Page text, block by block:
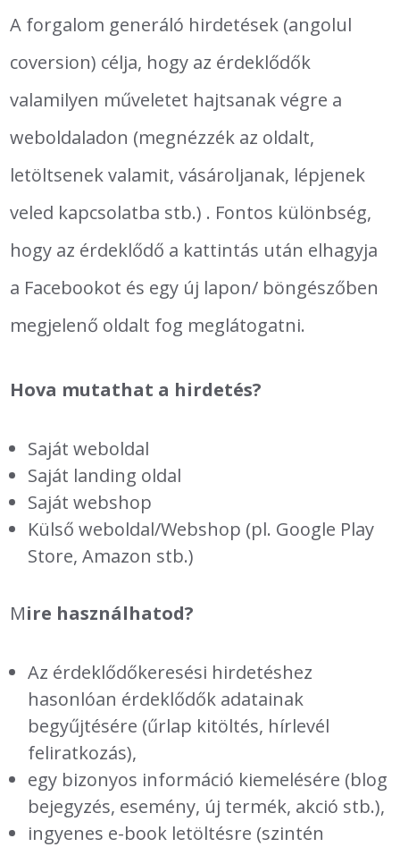
A forgalom generáló hirdetések (angolul
coversion) célja, hogy az érdeklődők
valamilyen műveletet hajtsanak végre a
weboldaladon (megnézzék az oldalt,
letöltsenek valamit, vásároljanak, lépjenek
veled kapcsolatba stb.) . Fontos különbség,
hogy az érdeklődő a kattintás után elhagyja
a Facebookot és egy új lapon/ böngészőben
megjelenő oldalt fog meglátogatni.
Hova mutathat a hirdetés?
Saját weboldal
Saját landing oldal
Saját webshop
Külső weboldal/Webshop (pl. Google Play
Store, Amazon stb.)
Mire használhatod?
Az érdeklődőkeresési hirdetéshez
hasonlóan érdeklődők adatainak
begyűjtésére (űrlap kitöltés, hírlevél
feliratkozás),
egy bizonyos információ kiemelésére (blog
bejegyzés, esemény, új termék, akció stb.),
ingyenes e-book letöltésre (szintén